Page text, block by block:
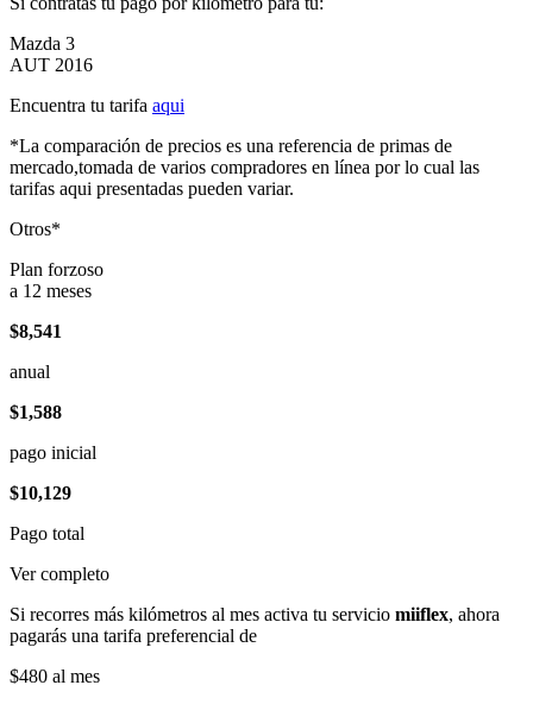
Mazda 3
AUT 2016
Encuentra tu tarifa aqui
*La comparación de precios es una referencia de primas de
mercado,tomada de varios compradores en línea por lo cual las
tarifas aqui presentadas pueden variar.
Otros*
Plan forzoso
a 12 meses
$8,541
anual
$1,588
pago inicial
$10,129
Pago total
Ver completo
Si recorres más kilómetros al mes activa tu servicio miiflex, ahora
pagarás una tarifa preferencial de
$480 al mes